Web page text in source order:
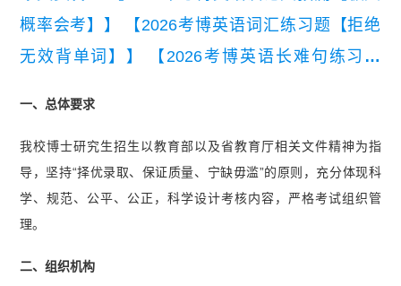
概率会考】】
【2026考博英语词汇练习题【拒绝
无效背单词】】
【2026考博英语长难句练习题
一、总体要求
我校博士研究生招生以教育部以及省教育厅相关文件精神为指
导，坚持“择优录取、保证质量、宁缺毋滥”的原则，充分体现科
学、规范、公平、公正，科学设计考核内容，严格考试组织管
理。
二、组织机构